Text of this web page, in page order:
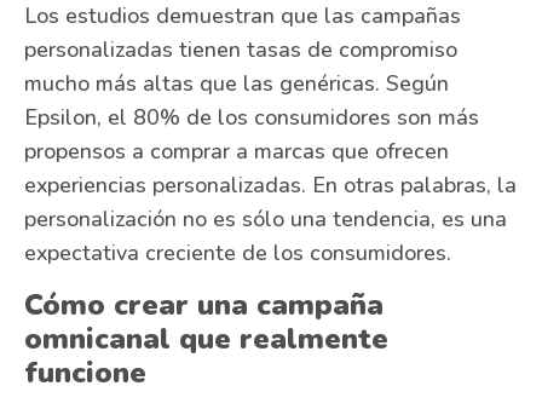
Los estudios demuestran que las campañas
personalizadas tienen tasas de compromiso
mucho más altas que las genéricas. Según
Epsilon, el 80% de los consumidores son más
propensos a comprar a marcas que ofrecen
experiencias personalizadas. En otras palabras, la
personalización no es sólo una tendencia, es una
expectativa creciente de los consumidores.
Cómo crear una campaña
omnicanal que realmente
funcione